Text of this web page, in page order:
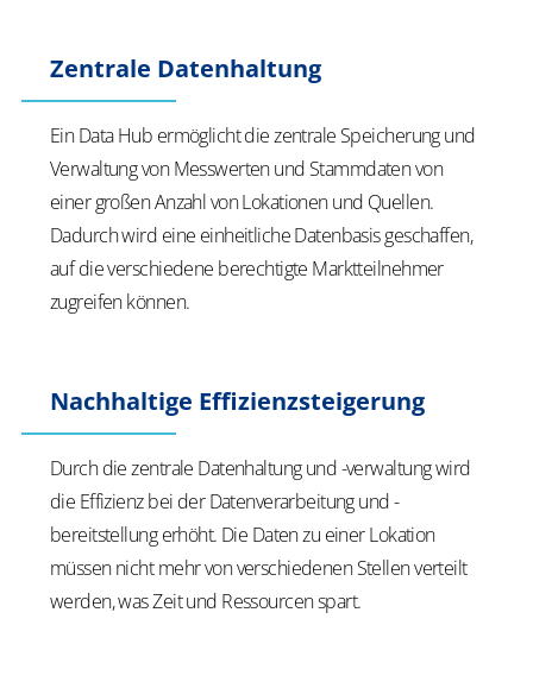
Zentrale Datenhaltung
Ein Data Hub ermöglicht diezentrale Speicherungund
Verwaltung von Messwerten und Stammdaten von
einer großen Anzahl von Lokationen und Quellen.
Dadurch wird eine einheitliche Datenbasis geschaffen,
auf die verschiedene berechtigte Marktteilnehmer
zugreifen können.
Nachhaltige Effizienzsteigerung
Durch die zentrale Datenhaltung und -verwaltung wird
die Effizienz bei der Datenverarbeitung und -
bereitstellung erhöht. Die Daten zu einer Lokation
müssen nicht mehr von verschiedenen Stellen verteilt
werden, was Zeit und Ressourcen spart.